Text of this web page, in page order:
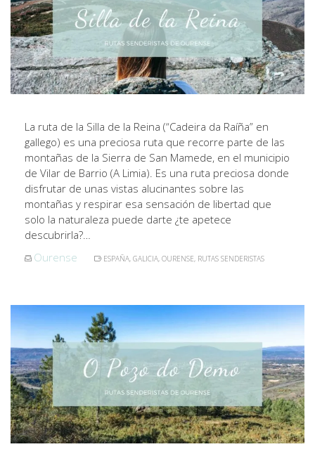
La ruta de la Silla de la Reina (“Cadeira da Raíña” en
gallego) es una preciosa ruta que recorre parte de las
montañas de la Sierra de San Mamede, en el municipio
de Vilar de Barrio (A Limia). Es una ruta preciosa donde
disfrutar de unas vistas alucinantes sobre las
montañas y respirar esa sensación de libertad que
solo la naturaleza puede darte ¿te apetece
descubrirla?…
Ourense
ESPAÑA, GALICIA, OURENSE, RUTAS SENDERISTAS